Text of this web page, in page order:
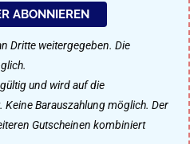
ABONNIEREN
Dritte weitergegeben. Die
und wird auf die
Barauszahlung möglich. Der
Gutscheinen kombiniert